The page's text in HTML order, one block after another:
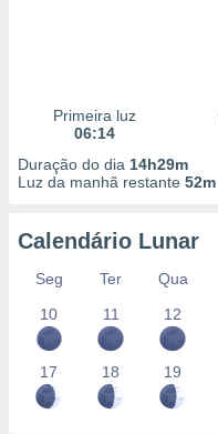
Primeira luz
06:14
Duração do dia 14h29m
Luz da manhã restante 52m
Calendário Lunar
Seg Ter Qua
10
11 12
17 18 19